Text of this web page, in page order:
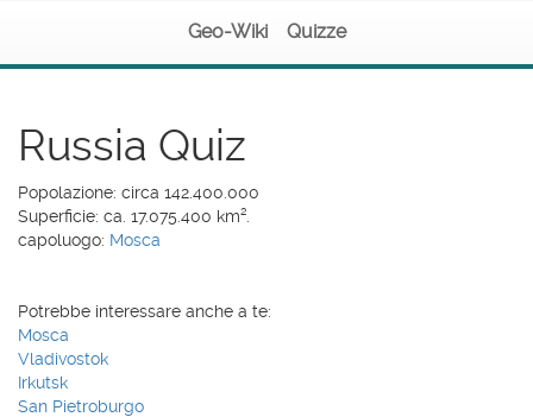
Geo-Wiki Quizze
Russia Quiz
Popolazione: circa 142.400.000
Superficie: ca. 17.075.400 km².
capoluogo: Mosca
Potrebbe interessare anche a te:
Mosca
Vladivostok
Irkutsk
San Pietroburgo